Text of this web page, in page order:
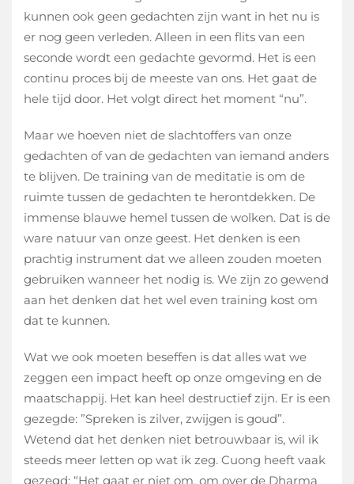
kunnen ook geen gedachten zijn want in het nu is
er nog geen verleden. Alleen in een flits van een
seconde wordt een gedachte gevormd. Het is een
continu proces bij de meeste van ons. Het gaat de
hele tijd door. Het volgt direct het moment “nu”.
Maar we hoeven niet de slachtoffers van onze
gedachten of van de gedachten van iemand anders
te blijven. De training van de meditatie is om de
ruimte tussen de gedachten te herontdekken. De
immense blauwe hemel tussen de wolken. Dat is de
ware natuur van onze geest. Het denken is een
prachtig instrument dat we alleen zouden moeten
gebruiken wanneer het nodig is. We zijn zo gewend
aan het denken dat het wel even training kost om
dat te kunnen.
Wat we ook moeten beseffen is dat alles wat we
zeggen een impact heeft op onze omgeving en de
maatschappij. Het kan heel destructief zijn. Er is een
gezegde: ”Spreken is zilver, zwijgen is goud”.
Wetend dat het denken niet betrouwbaar is, wil ik
steeds meer letten op wat ik zeg. Cuong heeft vaak
gezegd: “Het gaat er niet om, om over de Dharma